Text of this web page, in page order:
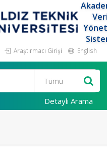
Araştırmacı Girişi English
Detaylı Arama